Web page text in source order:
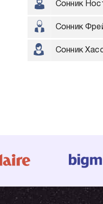
Сонник
Сонник
Сонник